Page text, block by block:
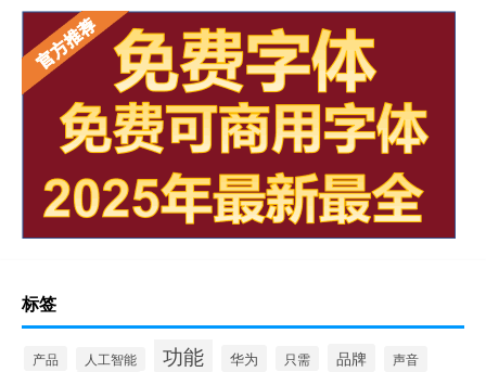
标签
产品 人工智能 功能 华为 只需 品牌 声音